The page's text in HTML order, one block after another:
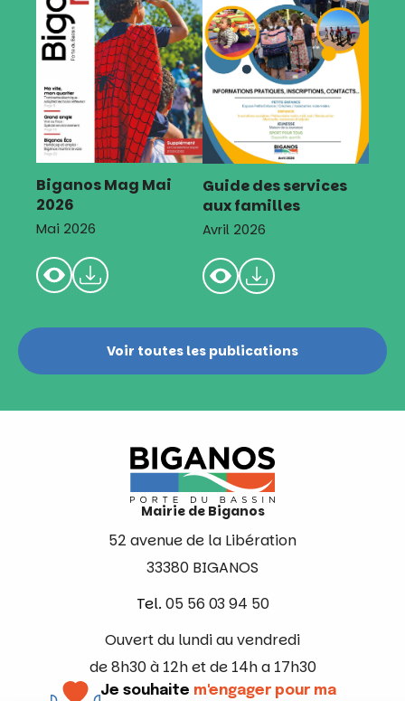
Biganos Mag Mai
2026
Mai 2026
Guide des services
aux familles
Avril 2026
Voir toutes les publications
Mairie de Biganos
52 avenue de la Libération
33380 BIGANOS
Tel. 05 56 03 94 50
Ouvert du lundi au vendredi
de 8h30 à 12h et de 14h a 17h30
Je souhaite m'engager pour ma